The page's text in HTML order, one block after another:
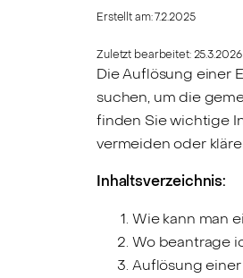
Erstellt am:7.2.2025
Zuletzt bearbeitet:25.3.2026
Die Auflösung einer
suchen, um die
finden Sie wichtige
vermeiden oder
Inhaltsverzeichnis:
Wie kann man
Wo beantrage
Auflösung